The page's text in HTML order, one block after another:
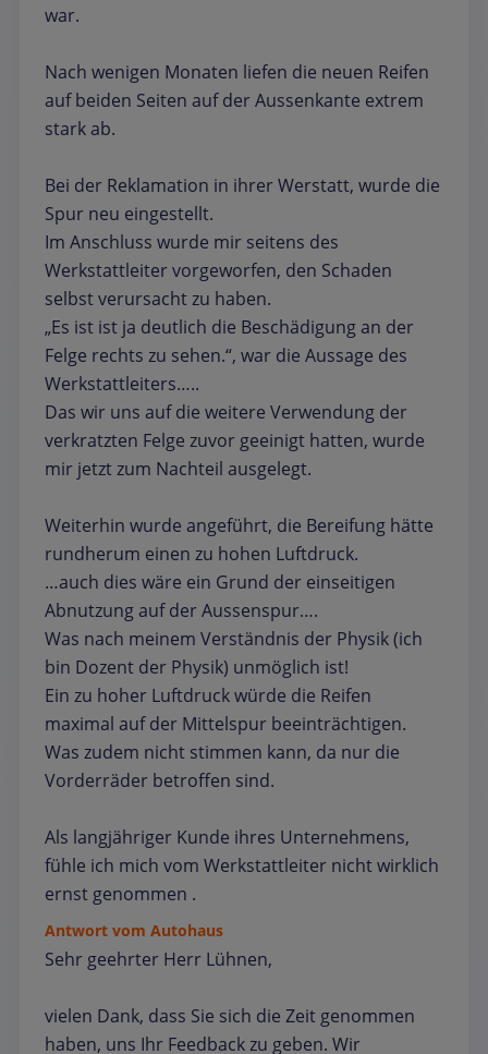
war.
Nach wenigen Monaten liefen die neuen Reifen
auf beiden Seiten auf der Aussenkante extrem
stark ab.
Bei der Reklamation in ihrer Werstatt, wurde die
Spur neu eingestellt.
Im Anschluss wurde mir seitens des
Werkstattleiter vorgeworfen, den Schaden
selbst verursacht zu haben.
„Es ist ist ja deutlich die Beschädigung an der
Felge rechts zu sehen.“, war die Aussage des
Werkstattleiters…..
Das wir uns auf die weitere Verwendung der
verkratzten Felge zuvor geeinigt hatten, wurde
mir jetzt zum Nachteil ausgelegt.
Weiterhin wurde angeführt, die Bereifung hätte
rundherum einen zu hohen Luftdruck.
…auch dies wäre ein Grund der einseitigen
Abnutzung auf der Aussenspur….
Was nach meinem Verständnis der Physik (ich
bin Dozent der Physik) unmöglich ist!
Ein zu hoher Luftdruck würde die Reifen
maximal auf der Mittelspur beeinträchtigen.
Was zudem nicht stimmen kann, da nur die
Vorderräder betroffen sind.
Als langjähriger Kunde ihres Unternehmens,
fühle ich mich vom Werkstattleiter nicht wirklich
ernst genommen .
Antwort vom Autohaus
Sehr geehrter Herr Lühnen,
vielen Dank, dass Sie sich die Zeit genommen
haben, uns Ihr Feedback zu geben. Wir